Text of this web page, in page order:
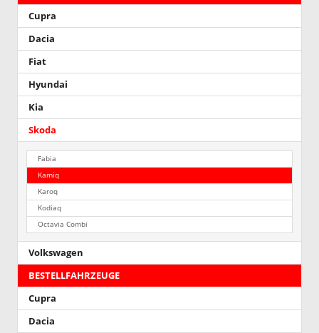
Cupra
Dacia
Fiat
Hyundai
Kia
Skoda
Fabia
Kamiq
Karoq
Kodiaq
Octavia Combi
Volkswagen
BESTELLFAHRZEUGE
Cupra
Dacia